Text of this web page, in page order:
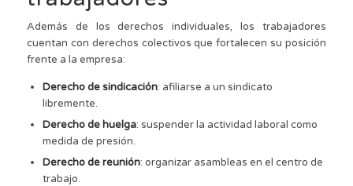
Además de los derechos individuales, los trabajadores
cuentan con derechos colectivos que fortalecen su posición
frente a la empresa:
Derecho de sindicación: afiliarse a un sindicato
libremente.
Derecho de huelga: suspender la actividad laboral como
medida de presión.
Derecho de reunión: organizar asambleas en el centro de
trabajo.